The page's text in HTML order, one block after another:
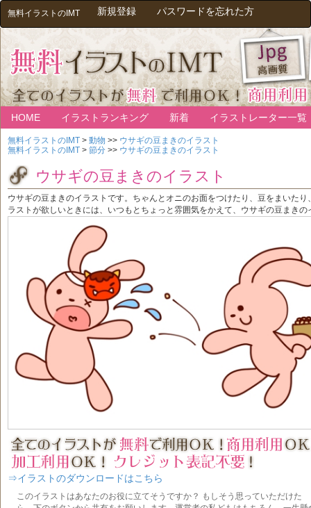
無料イラストのIMT 新規登録 パスワードを忘れた方
HOME イラストランキング 新着 イラストレーター一覧
無料イラストのIMT > 動物 >> ウサギの豆まきのイラスト
無料イラストのIMT > 節分 >> ウサギの豆まきのイラスト
ウサギの豆まきのイラスト
ウサギの豆まきのイラストです。ちゃんとオニのお面をつけたり、豆をまいた
ラストが欲しいときには、いつもとちょっと雰囲気をかえて、ウサギの豆まき
⇒イラストのダウンロードはこちら